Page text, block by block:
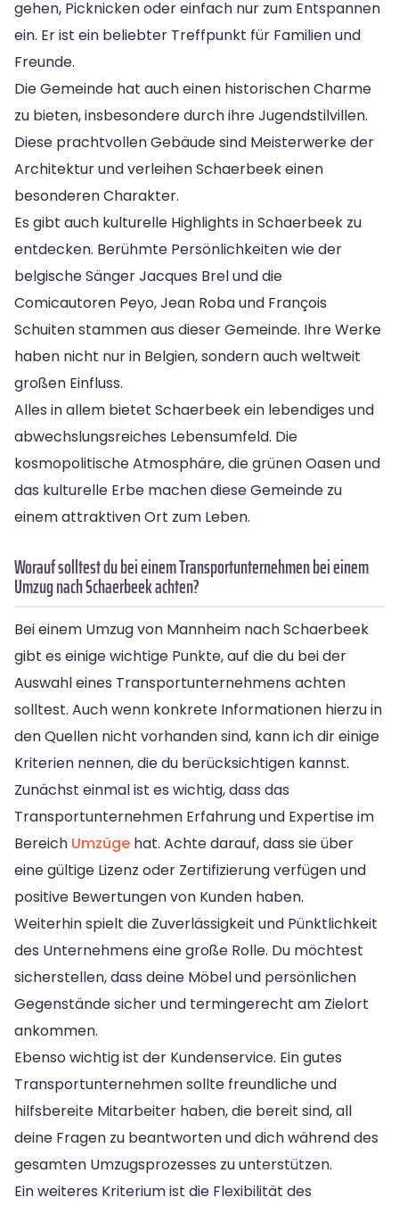
gehen, Picknicken oder einfach nur zum Entspannen
ein. Er ist ein beliebter Treffpunkt für Familien und
Freunde.
Die Gemeinde hat auch einen historischen Charme
zu bieten, insbesondere durch ihre Jugendstilvillen.
Diese prachtvollen Gebäude sind Meisterwerke der
Architektur und verleihen Schaerbeek einen
besonderen Charakter.
Es gibt auch kulturelle Highlights in Schaerbeek zu
entdecken. Berühmte Persönlichkeiten wie der
belgische Sänger Jacques Brel und die
Comicautoren Peyo, Jean Roba und François
Schuiten stammen aus dieser Gemeinde. Ihre Werke
haben nicht nur in Belgien, sondern auch weltweit
großen Einfluss.
Alles in allem bietet Schaerbeek ein lebendiges und
abwechslungsreiches Lebensumfeld. Die
kosmopolitische Atmosphäre, die grünen Oasen und
das kulturelle Erbe machen diese Gemeinde zu
einem attraktiven Ort zum Leben.
Worauf solltest du bei einem Transportunternehmen bei einem
Umzug nach Schaerbeek achten?
Bei einem Umzug von Mannheim nach Schaerbeek
gibt es einige wichtige Punkte, auf die du bei der
Auswahl eines Transportunternehmens achten
solltest. Auch wenn konkrete Informationen hierzu in
den Quellen nicht vorhanden sind, kann ich dir einige
Kriterien nennen, die du berücksichtigen kannst.
Zunächst einmal ist es wichtig, dass das
Transportunternehmen Erfahrung und Expertise im
Bereich Umzüge hat. Achte darauf, dass sie über
eine gültige Lizenz oder Zertifizierung verfügen und
positive Bewertungen von Kunden haben.
Weiterhin spielt die Zuverlässigkeit und Pünktlichkeit
des Unternehmens eine große Rolle. Du möchtest
sicherstellen, dass deine Möbel und persönlichen
Gegenstände sicher und termingerecht am Zielort
ankommen.
Ebenso wichtig ist der Kundenservice. Ein gutes
Transportunternehmen sollte freundliche und
hilfsbereite Mitarbeiter haben, die bereit sind, all
deine Fragen zu beantworten und dich während des
gesamten Umzugsprozesses zu unterstützen.
Ein weiteres Kriterium ist die Flexibilität des